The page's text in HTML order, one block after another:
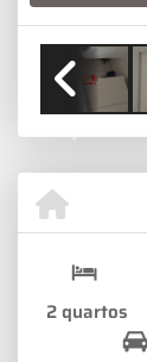
Previous
2 quartos